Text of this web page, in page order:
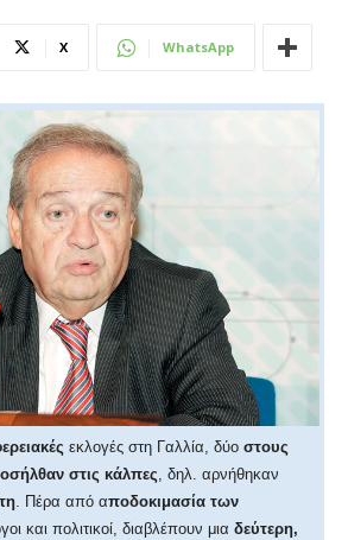
X WhatsApp
εκλογές στη Γαλλία, δύο στους
στις κάλπες, δηλ. αρνήθηκαν
. Πέρα από αποδοκιμασία των
και πολιτικοί, διαβλέπουν μια δεύτερη,